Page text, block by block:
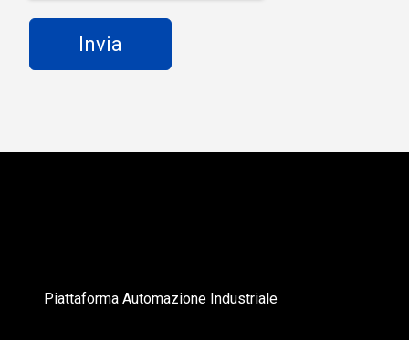
Piattaforma Automazione Industriale